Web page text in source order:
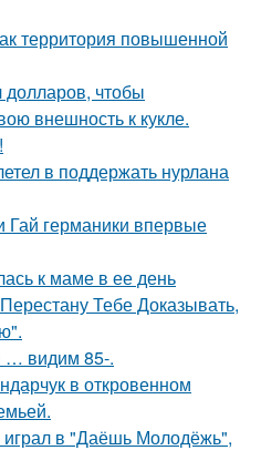
территория повышенной
чтобы
внешность к кукле.
в поддержать нурлана
Гай германики впервые
к маме в ее день
Тебе Доказывать,
… видим 85-.
в откровенном
в "Даёшь Молодёжь",